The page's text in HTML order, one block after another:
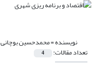
نویسنده =محمدحسین بوچانی
تعداد مقالات: 4